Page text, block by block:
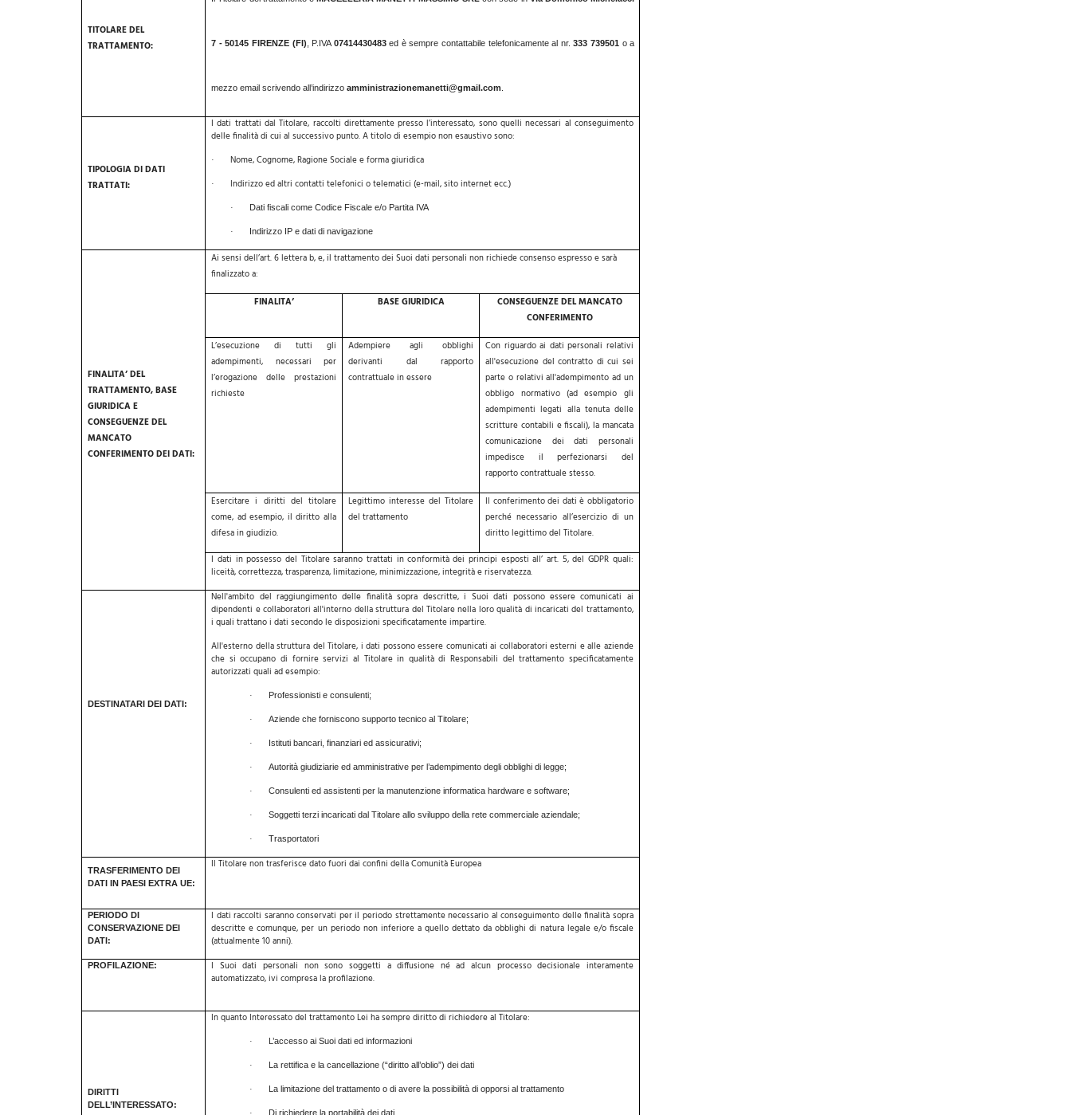
TITOLARE DEL
TRATTAMENTO:
7 - 50145 FIRENZE (FI) , P.IVA 07414430483ed è sempre contattabile telefonicamente al nr.333 739501 o a
mezzo email scrivendo all’indirizzoamministrazionemanetti@gmail.com
TIPOLOGIA DI DATI
TRATTATI:
I dati trattati dal Titolare, raccolti direttamente presso l’interessato, sono quelli necessari al conseguimento
delle finalità di cui al successivo punto. A titolo di esempio non esaustivo sono:
· Nome, Cognome, Ragione Sociale e forma giuridica
· Indirizzo ed altri contatti telefonici o telematici (e-mail, sito internet ecc.)
· Dati fiscali come Codice Fiscale e/o Partita IVA
· Indirizzo IP e dati di navigazione
FINALITA’ DEL
TRATTAMENTO, BASE
GIURIDICA E
CONSEGUENZE DEL
MANCATO
CONFERIMENTO DEI DATI:
Ai sensi dell’art. 6 lettera b, e, il trattamento dei Suoi dati personali non richiede consenso espresso e sarà
finalizzato a:
FINALITA’ BASE GIURIDICA
CONSEGUENZE DEL MANCATO
CONFERIMENTO
L’esecuzione di tutti gli
adempimenti, necessari per
l’erogazione delle prestazioni
richieste
Adempiere agli obblighi
derivanti dal rapporto
contrattuale in essere
Con riguardo ai dati personali relativi
all'esecuzione del contratto di cui sei
parte o relativi all'adempimento ad un
obbligo normativo (ad esempio gli
adempimenti legati alla tenuta delle
scritture contabili e fiscali), la mancata
comunicazione dei dati personali
impedisce il perfezionarsi del
rapporto contrattuale stesso.
Esercitare i diritti del titolare
come, ad esempio, il diritto alla
difesa in giudizio.
Legittimo interesse del Titolare
del trattamento
Il conferimento dei dati è obbligatorio
perché necessario all’esercizio di un
diritto legittimo del Titolare.
I dati in possesso del Titolare saranno trattati in conformità dei principi esposti all’ art. 5, del GDPR quali:
liceità, correttezza, trasparenza, limitazione, minimizzazione, integrità e riservatezza.
DESTINATARI DEI DATI:
Nell'ambito del raggiungimento delle finalità sopra descritte, i Suoi dati possono essere comunicati ai
dipendenti e collaboratori all'interno della struttura del Titolare nella loro qualità di incaricati del trattamento,
i quali trattano i dati secondo le disposizioni specificatamente impartire.
All'esterno della struttura del Titolare, i dati possono essere comunicati ai collaboratori esterni e alle aziende
che si occupano di fornire servizi al Titolare in qualità di Responsabili del trattamento specificatamente
autorizzati quali ad esempio:
· Professionisti e consulenti;
· Aziende che forniscono supporto tecnico al Titolare;
· Istituti bancari, finanziari ed assicurativi;
· Autorità giudiziarie ed amministrative per l’adempimento degli obblighi di legge;
· Consulenti ed assistenti per la manutenzione informatica hardware e software;
· Soggetti terzi incaricati dal Titolare allo sviluppo della rete commerciale aziendale;
· Trasportatori
TRASFERIMENTO DEI
DATI IN PAESI EXTRA UE:
Il Titolare non trasferisce dato fuori dai confini della Comunità Europea
PERIODO DI
CONSERVAZIONE DEI
DATI:
I dati raccolti saranno conservati per il periodo strettamente necessario al conseguimento delle finalità sopra
descritte e comunque, per un periodo non inferiore a quello dettato da obblighi di natura legale e/o fiscale
(attualmente 10 anni).
PROFILAZIONE:
I Suoi dati personali non sono soggetti a diffusione né ad alcun processo decisionale interamente
automatizzato, ivi compresa la profilazione.
DIRITTI
DELL’INTERESSATO:
In quanto Interessato del trattamento Lei ha sempre diritto di richiedere al Titolare:
· L’accesso ai Suoi dati ed informazioni
· La rettifica e la cancellazione (“diritto all’oblio”) dei dati
· La limitazione del trattamento o di avere la possibilità di opporsi al trattamento
· Di richiedere la portabilità dei dati